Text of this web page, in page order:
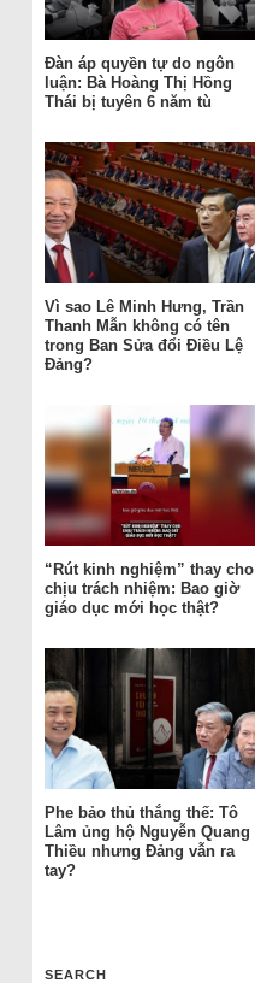
Đàn áp quyền tự do ngôn
luận: Bà Hoàng Thị Hồng
Thái bị tuyên 6 năm tù
Vì sao Lê Minh Hưng, Trần
Thanh Mẫn không có tên
trong Ban Sửa đổi Điều Lệ
Đảng?
“Rút kinh nghiệm” thay cho
chịu trách nhiệm: Bao giờ
giáo dục mới học thật?
Phe bảo thủ thắng thế: Tô
Lâm ủng hộ Nguyễn Quang
Thiều nhưng Đảng vẫn ra
tay?
SEARCH